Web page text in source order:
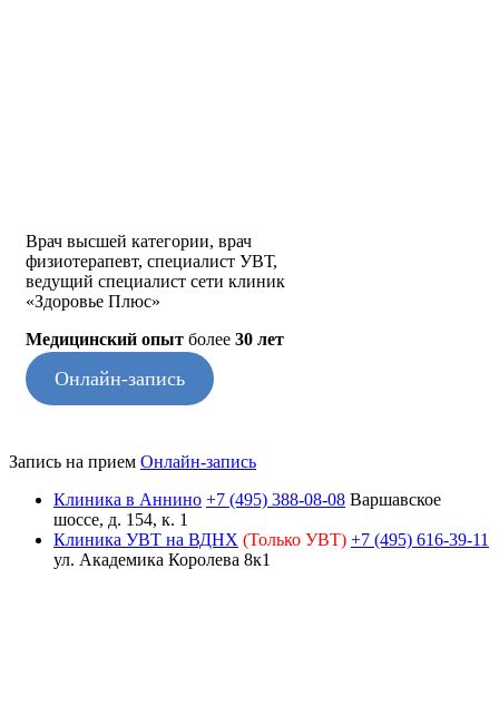
Врач высшей категории, врач
физиотерапевт, специалист УВТ,
ведущий специалист сети клиник
«Здоровье Плюс»
Медицинский опыт более 30 лет
Онлайн-запись
Запись на прием Онлайн-запись
Клиника в Аннино +7 (495) 388-08-08 Варшавское
шоссе, д. 154, к. 1
Клиника УВТ на ВДНХ (Только УВТ) +7 (495) 616-39-11
ул. Академика Королева 8к1